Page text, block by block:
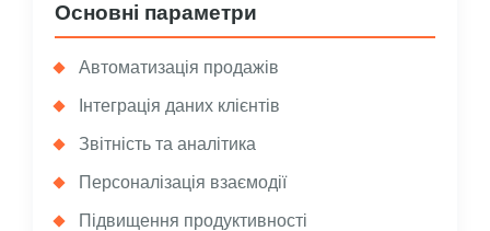
Основні параметри
Автоматизація продажів
Інтеграція даних клієнтів
Звітність та аналітика
Персоналізація взаємодії
Підвищення продуктивності